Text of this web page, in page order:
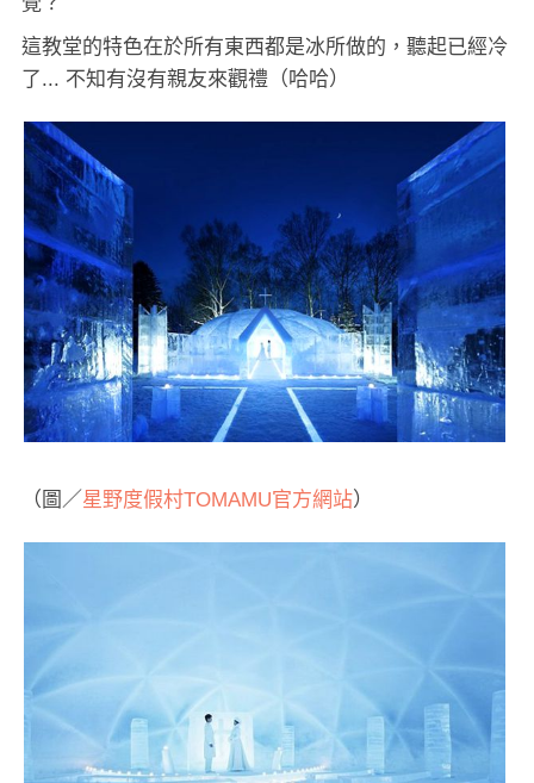
這教堂的特色在於所有東西都是冰所做的，聽起已經冷
了... 不知有沒有親友來觀禮（哈哈）
（圖／ 星野度假村TOMAMU官方網站）